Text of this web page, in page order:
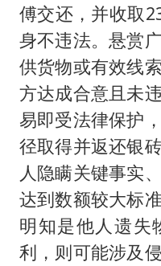
傅交还，并收取
身不违法。悬赏
供货物或有效线
方达成合意且未
易即受法律保护
径取得并返还银
人隐瞒关键事实
达到数额较大标
明知是他人遗失
利，则可能涉及